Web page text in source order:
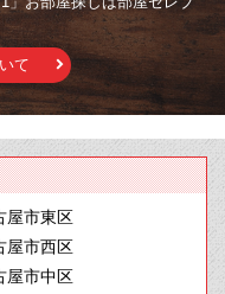
て
屋市東区
屋市西区
屋市中区